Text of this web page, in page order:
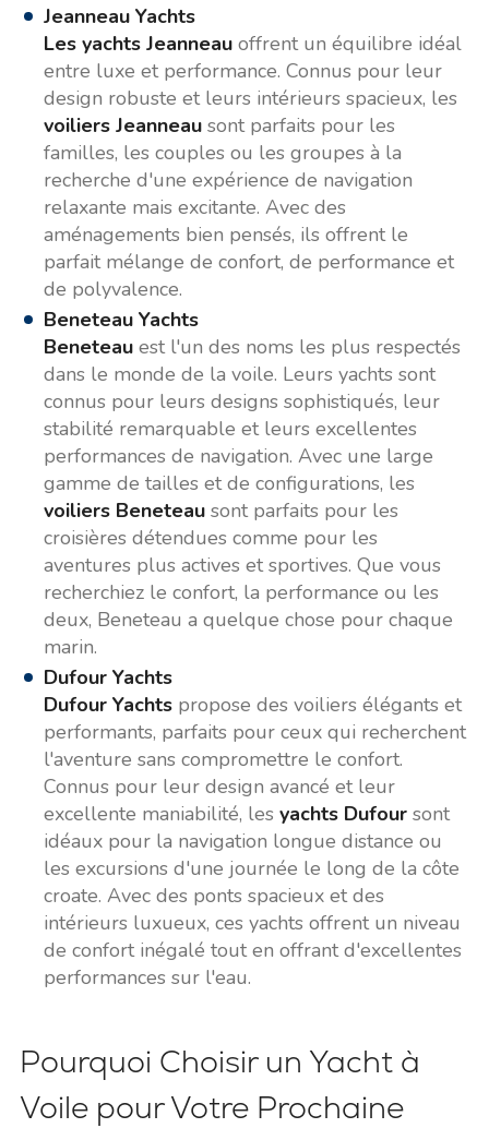
Jeanneau Yachts
Les yachts Jeanneauoffrent un équilibre idéal
entre luxe et performance. Connus pour leur
design robuste et leurs intérieurs spacieux, les
voiliers Jeanneausont parfaits pour les
familles, les couples ou les groupes à la
recherche d'une expérience de navigation
relaxante mais excitante. Avec des
aménagements bien pensés, ils offrent le
parfait mélange de confort, de performance et
de polyvalence.
Beneteau Yachts
Beneteauest l'un des noms les plus respectés
dans le monde de la voile. Leurs yachts sont
connus pour leurs designs sophistiqués, leur
stabilité remarquable et leurs excellentes
performances de navigation. Avec une large
gamme de tailles et de configurations, les
voiliers Beneteausont parfaits pour les
croisières détendues comme pour les
aventures plus actives et sportives. Que vous
recherchiez le confort, la performance ou les
deux, Beneteau a quelque chose pour chaque
marin.
Dufour Yachts
Dufour Yachtspropose des voiliers élégants et
performants, parfaits pour ceux qui recherchent
l'aventure sans compromettre le confort.
Connus pour leur design avancé et leur
excellente maniabilité, les yachts Dufoursont
idéaux pour la navigation longue distance ou
les excursions d'une journée le long de la côte
croate. Avec des ponts spacieux et des
intérieurs luxueux, ces yachts offrent un niveau
de confort inégalé tout en offrant d'excellentes
performances sur l'eau.
Pourquoi Choisir un Yacht à
Voile pour Votre Prochaine